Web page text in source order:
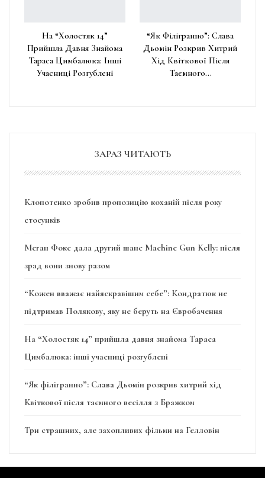
На “Холостяк 14”
Прийшла Давня Знайома
Тараса Цимбалюка: Інші
Учасниці Розгублені
“Як Філігранно”: Слава
Дьомін Розкрив Хитрий
Хід Квіткової Після
Таємного…
ЗАРАЗ ЧИТАЮТЬ
Клопотенко зробив пропозицію коханій після року
стосунків
Меган Фокс дала другий шанс Machine Gun Kelly: після
зрад вони знову разом
“Кожен вважає найяскравішим себе”: Кондратюк не
підтримав Полякову, яку не беруть на Євробачення
На “Холостяк 14” прийшла давня знайома Тараса
Цимбалюка: інші учасниці розгублені
“Як філігранно”: Слава Дьомін розкрив хитрий хід
Квіткової після таємного весілля з Бражком
Три страшних, але захопливих фільми на Гелловін